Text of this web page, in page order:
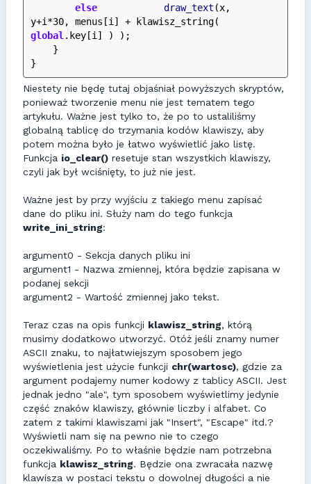
else
draw_text (x,
global .key[i] ) );
}
}
Niestety nie będę tutaj objaśniał powyższych skryptów,
ponieważ tworzenie menu nie jest tematem tego
artykułu. Ważne jest tylko to, że po to ustaliliśmy
globalną tablicę do trzymania kodów klawiszy, aby
potem można było je łatwo wyświetlić jako listę.
Funkcja io_clear() resetuje stan wszystkich klawiszy,
czyli jak był wciśnięty, to już nie jest.
Ważne jest by przy wyjściu z takiego menu zapisać
dane do pliku ini. Służy nam do tego funkcja
write_ini_string:
argument0 - Sekcja danych pliku ini
argument1 - Nazwa zmiennej, która będzie zapisana w
podanej sekcji
argument2 - Wartość zmiennej jako tekst.
Teraz czas na opis funkcji klawisz_string, którą
musimy dodatkowo utworzyć. Otóż jeśli znamy numer
ASCII znaku, to najłatwiejszym sposobem jego
wyświetlenia jest użycie funkcji chr(wartosc), gdzie za
argument podajemy numer kodowy z tablicy ASCII. Jest
jednak jedno "ale", tym sposobem wyświetlimy jedynie
część znaków klawiszy, głównie liczby i alfabet. Co
zatem z takimi klawiszami jak "Insert", "Escape" itd.?
Wyświetli nam się na pewno nie to czego
oczekiwaliśmy. Po to właśnie będzie nam potrzebna
funkcja klawisz_string. Będzie ona zwracała nazwę
klawisza w postaci tekstu o dowolnej długości a nie